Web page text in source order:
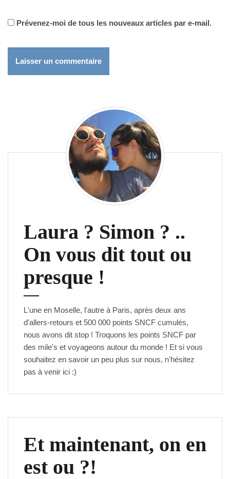
Prévenez-moi de tous les nouveaux articles par e-mail.
Laura ? Simon ? ..
On vous dit tout ou
presque !
L'une en Moselle, l'autre à Paris, après deux ans
d'allers-retours et 500 000 points SNCF cumulés,
nous avons dit stop ! Troquons les points SNCF par
des mile's et voyageons autour du monde ! Et si vous
souhaitez en savoir un peu plus sur nous, n'hésitez
pas à venir ici :)
Et maintenant, on en
est ou ?!